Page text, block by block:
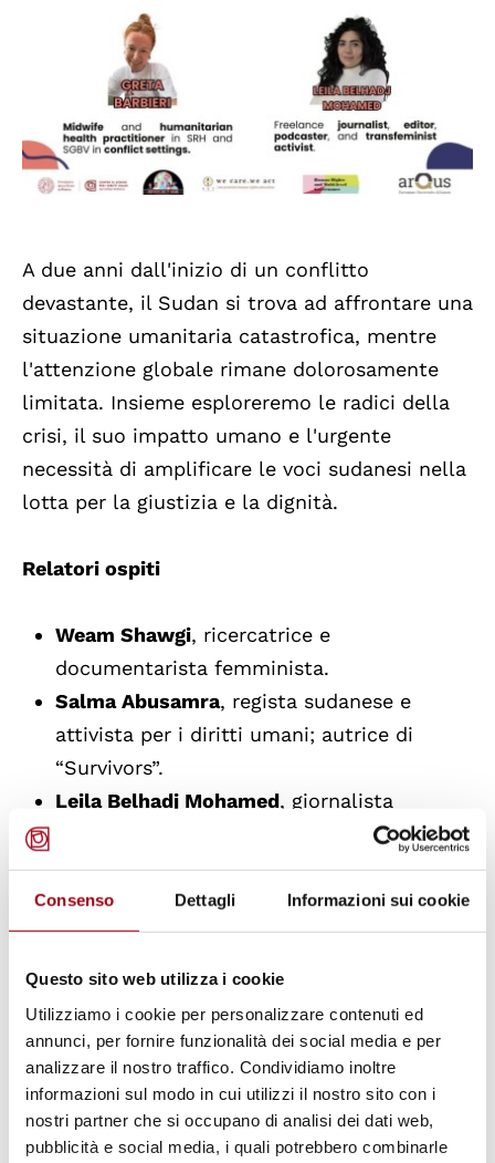
Consenso Dettagli Informazioni sui cookie
Questo sito web utilizza i cookie
Utilizziamo i cookie per personalizzare contenuti ed
annunci, per fornire funzionalità dei social media e per
analizzare il nostro traffico. Condividiamo inoltre
informazioni sul modo in cui utilizzi il nostro sito con i
nostri partner che si occupano di analisi dei dati web,
pubblicità e social media, i quali potrebbero combinarle
A due anni dall'inizio di un conflitto
devastante, il Sudan si trova ad affrontare una
situazione umanitaria catastrofica, mentre
l'attenzione globale rimane dolorosamente
limitata. Insieme esploreremo le radici della
crisi, il suo impatto umano e l'urgente
necessità di amplificare le voci sudanesi nella
lotta per la giustizia e la dignità.
Relatori ospiti
Weam Shawgi, ricercatrice e
documentarista femminista.
Salma Abusamra, regista sudanese e
attivista per i diritti umani; autrice di
“Survivors”.
Leila Belhadj Mohamed, giornalista
specializzata in Africa e Asia occidentale,
diritti umani e migrazione.
Greta Barbieri, ostetrica con Medici Senza
Frontiere, con esperienza sul campo in
Sudan.
Il seminario è promosso da: Advocacy Hub -
Students' Voices at the Human Rights Centre,
in collaborazione con il Centro di Ateneo per i
diritti umani "Antonio Papisca" e la Cattedra